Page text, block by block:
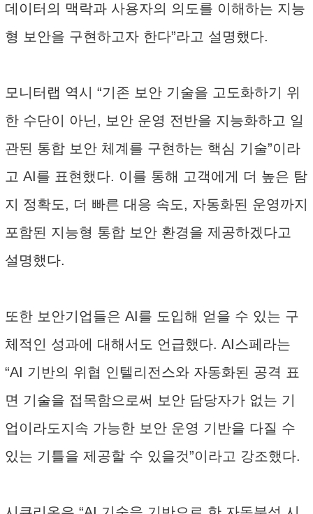
데이터의 맥락과 사용자의 의도를 이해하는 지능
형 보안을 구현하고자 한다”라고 설명했다.
모니터랩 역시 “기존 보안 기술을 고도화하기 위
한 수단이 아닌, 보안 운영 전반을 지능화하고 일
관된 통합 보안 체계를 구현하는 핵심 기술”이라
고 AI를 표현했다. 이를 통해 고객에게 더 높은 탐
지 정확도, 더 빠른 대응 속도, 자동화된 운영까지
포함된 지능형 통합 보안 환경을 제공하겠다고
설명했다.
또한 보안기업들은 AI를 도입해 얻을 수 있는 구
체적인 성과에 대해서도 언급했다. AI스페라는
“AI 기반의 위협 인텔리전스와 자동화된 공격 표
면 기술을 접목함으로써 보안 담당자가 없는 기
업이라도지속 가능한 보안 운영 기반을 다질 수
있는 기틀을 제공할 수 있을것”이라고 강조했다.